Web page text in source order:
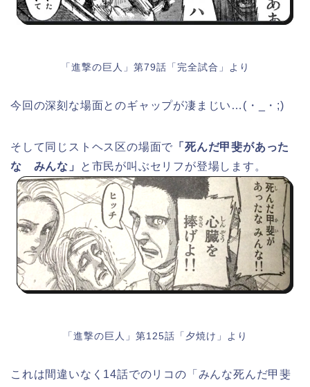
「進撃の巨人」第79話「完全試合」より
今回の深刻な場面とのギャップが凄まじい…(・_・;)
そして同じストヘス区の場面で 「死んだ甲斐があった
な みんな」
と市民が叫ぶセリフが登場します。
「進撃の巨人」第125話「夕焼け」より
これは間違いなく14話でのリコの「みんな死んだ甲斐